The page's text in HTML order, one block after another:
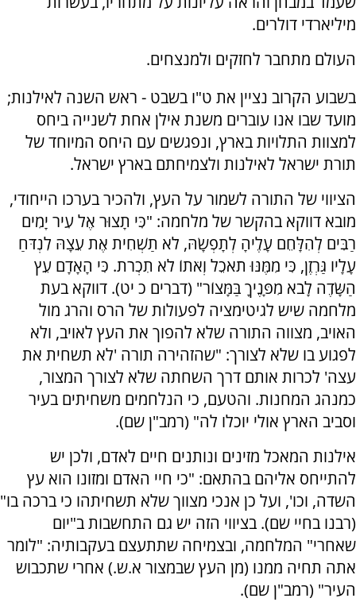
מיליארדי דולרים.
העולם מתחבר לחזקים ולמנצחים.
בשבוע הקרוב נציין את ט"ו בשבט - ראש השנה לאילנות;
מועד שבו אנו עוברים משנת אילן אחת לשנייה ביחס
למצוות התלויות בארץ, ונפגשים עם היחס המיוחד של
תורת ישראל לאילנות ולצמיחתם בארץ ישראל.
הציווי של התורה לשמור על העץ, ולהכיר בערכו הייחודי,
מובא דווקא בהקשר של מלחמה: "כִּי תָצוּר אֶל עִיר יָמִים
רַבִּים לְהִלָּחֵם עָלֶיהָ לְתָפְשָׂהּ, לֹא תַשְׁחִית אֶת עֵצָהּ לִנְדֹּחַ
עָלָיו גַּרְזֶן, כִּי מִמֶּנּוּ תֹאכֵל וְאֹתוֹ לֹא תִכְרֹת. כִּי הָאָדָם עֵץ
הַשָּׂדֶה לָבֹא מִפָּנֶיךָ בַּמָּצוֹר" (דברים כ יט). דווקא בעת
מלחמה שיש לגיטימציה לפעולות של הרס והרג מול
האויב, מצווה התורה שלא להפוך את העץ לאויב, ולא
לפגוע בו שלא לצורך: "שהזהירה תורה 'לא תשחית את
עצה' לכרות אותם דרך השחתה שלא לצורך המצור,
כמנהג המחנות. והטעם, כי הנלחמים משחיתים בעיר
וסביב הארץ אולי יוכלו לה" (רמב"ן שם).
אילנות המאכל מזינים ונותנים חיים לאדם, ולכן יש
להתייחס אליהם בהתאם: "כי חיי האדם ומזונו הוא עץ
השדה, וכו', ועל כן אנכי מצווך שלא תשחיתהו כי ברכה בו"
(רבנו בחיי שם). בציווי הזה יש גם התחשבות ב"יום
שאחרי" המלחמה, ובצמיחה שתתעצם בעקבותיה: "לומר
אתה תחיה ממנו (מן העץ שבמצור א.ש.) אחרי שתכבוש
העיר" (רמב"ן שם).